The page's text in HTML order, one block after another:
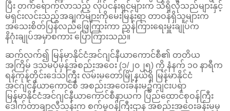
ပြီး တက်ရောက်လာသည့် လုပ်ငန်းရှင်များက သိရှိလိုသည်များနှင့်
မရှင်းလင်းသည့်အချက်များကိုမေးမြန်းရာ တာဝန်ရှိသူများက
အသေးစိတ်ပြန်လည်ဖြေကြားကာ ညွှန်ကြားရေးမှူးချုပ်က
နိဂုံးချုပ်အမှာစကား ပြောကြားသည်။
ဆက်လက်၍ မြန်မာနိုင်ငံအင်ဂျင်နီယာကောင်စီ၏ တတိယ
အကြိမ် ဒသမပုံမှန်အစည်းအဝေး (၁/၂၀၂၅) ကို နံနက် ၁၀ နာရီက
ရန်ကုန်တိုင်းဒေသကြီး လမ်းမတော်မြို့နယ်ရှိ မြန်မာနိုင်ငံ
အင်ဂျင်နီယာကောင်စီ အစည်းအဝေးခန်းမ၌ကျင်းပရာ
မြန်မာနိုင်ငံအင်ဂျင်နီယာကောင်စီနာယက ပြည်ထောင်စုဝန်ကြီး
ဒေါက်တာချာလီသန်းက စက်မှုဝန်ကြီးဌာန အစည်းအဝေးခန်းမမှ